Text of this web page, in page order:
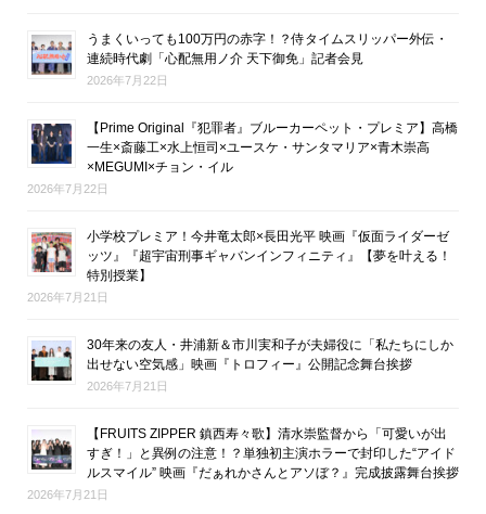
うまくいっても100万円の赤字！？侍タイムスリッパー外伝・
連続時代劇「心配無用ノ介 天下御免」記者会見
2026年7月22日
【Prime Original『犯罪者』ブルーカーペット・プレミア】高橋
一生×斎藤工×水上恒司×ユースケ・サンタマリア×青木崇高
×MEGUMI×チョン・イル
2026年7月22日
小学校プレミア！今井竜太郎×長田光平 映画『仮面ライダーゼ
ッツ』『超宇宙刑事ギャバンインフィニティ』【夢を叶える！
特別授業】
2026年7月21日
30年来の友人・井浦新＆市川実和子が夫婦役に「私たちにしか
出せない空気感」映画『トロフィー』公開記念舞台挨拶
2026年7月21日
【FRUITS ZIPPER 鎮西寿々歌】清水崇監督から「可愛いが出
すぎ！」と異例の注意！？単独初主演ホラーで封印した“アイド
ルスマイル” 映画『だぁれかさんとアソぼ？』完成披露舞台挨拶
2026年7月21日